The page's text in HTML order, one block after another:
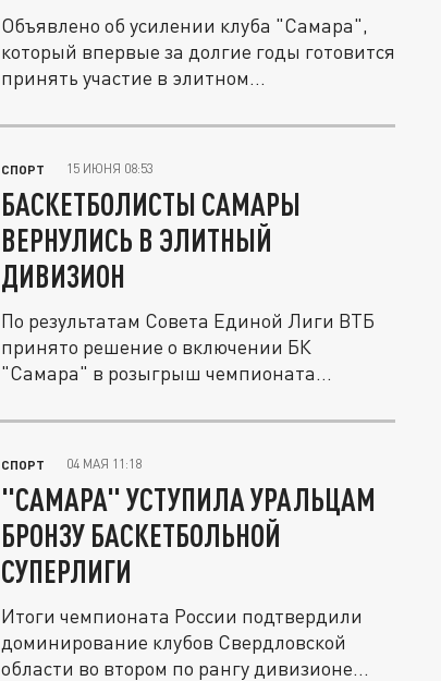
Объявлено об усилении клуба "Самара",
который впервые за долгие годы готовится
принять участие в элитном...
СПОРТ 15 ИЮНЯ 08:53
БАСКЕТБОЛИСТЫ САМАРЫ
ВЕРНУЛИСЬ В ЭЛИТНЫЙ
ДИВИЗИОН
По результатам Совета Единой Лиги ВТБ
принято решение о включении БК
"Самара" в розыгрыш чемпионата
СПОРТ 04 МАЯ 11:18
"САМАРА" УСТУПИЛА УРАЛЬЦАМ
БРОНЗУ БАСКЕТБОЛЬНОЙ
СУПЕРЛИГИ
Итоги чемпионата России подтвердили
доминирование клубов Свердловской
области во втором по рангу дивизионе...